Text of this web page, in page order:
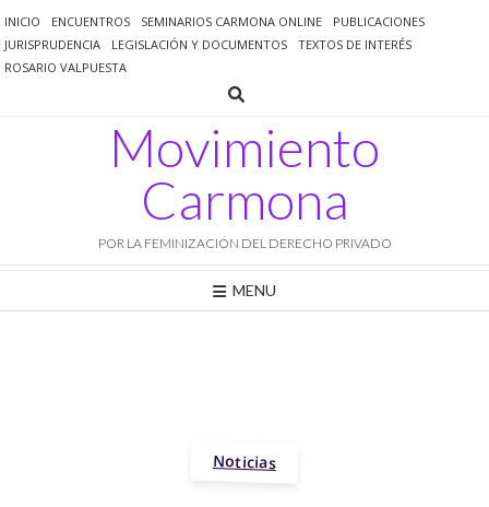
al
contenido
INICIO ENCUENTROS SEMINARIOS CARMONA ONLINE
PUBLICACIONES
JURISPRUDENCIA
LEGISLACIÓN Y DOCUMENTOS
TEXTOS DE INTERÉS
ROSARIO VALPUESTA
Movimiento
Carmona
POR LA FEMINIZACIÓN DEL DERECHO PRIVADO
MENU
Noticias